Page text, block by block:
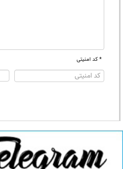
* کد امنیتی